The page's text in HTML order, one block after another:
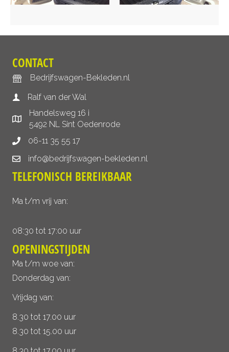
CONTACT
Bedrijfswagen-Bekleden.nl
Ralf van der Wal
Handelsweg 16 i
5492 NL Sint Oedenrode
06-11 35 55 17
info@bedrijfswagen-bekleden.nl
TELEFONISCH BEREIKBAAR
Ma t/m vrij van:
08:30 tot 17:00 uur
OPENINGSTIJDEN
Ma t/m woe van:
Donderdag van:
Vrijdag van:
8.30 tot 17.00 uur
8.30 tot 15.00 uur